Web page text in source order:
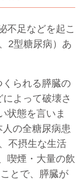
不足などを起こ
2型糖尿病）あ
られる膵臓の
よって破壊さ
状態を言いま
の全糖尿病患
不摂生な生活
喫煙・大量の飲
とで、膵臓が